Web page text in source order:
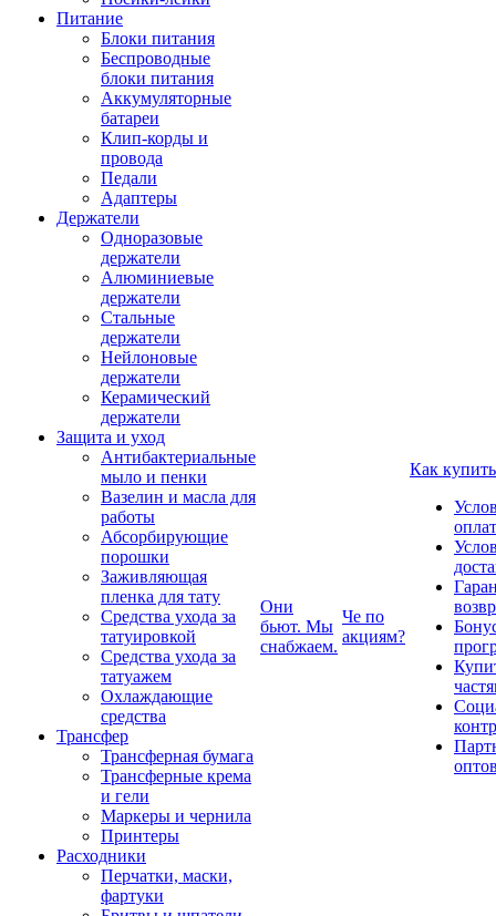
Питание
Блоки питания
Беспроводные
блоки питания
Аккумуляторные
батареи
Клип-корды и
провода
Педали
Адаптеры
Держатели
Одноразовые
держатели
Алюминиевые
держатели
Стальные
держатели
Нейлоновые
держатели
Керамический
держатели
Защита и уход
Антибактериальные
мыло и пенки
Вазелин и масла для
работы
Абсорбирующие
порошки
Заживляющая
пленка для тату
Средства ухода за
татуировкой
Средства ухода за
татуажем
Охлаждающие
средства
Трансфер
Трансферная бумага
Трансферные крема
и гели
Маркеры и чернила
Принтеры
Расходники
Перчатки, маски,
фартуки
Они
бьют. Мы
снабжаем.
Че по
акциям?
Как купить